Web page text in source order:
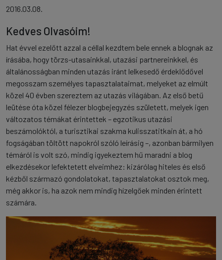
2016.03.08.
Kedves Olvasóim!
Hat évvel ezelőtt azzal a céllal kezdtem bele ennek a blognak az
írásába, hogy törzs-utasainkkal, utazási partnereinkkel, és
általánosságban minden utazás iránt lelkesedő érdeklődővel
megosszam személyes tapasztalataimat, melyeket az elmúlt
közel 40 évben szereztem az utazás világában. Az első betű
leütése óta közel félezer blogbejegyzés született, melyek igen
változatos témákat érintettek – egzotikus utazási
beszámolóktól, a turisztikai szakma kulisszatitkain át, a hó
fogságában töltött napokról szóló leírásig –, azonban bármilyen
témáról is volt szó, mindig igyekeztem hű maradni a blog
elkezdésekor lefektetett elveimhez: kizárólag hiteles és első
kézből származó gondolatokat, tapasztalatokat osztok meg,
még akkor is, ha azok nem mindig hízelgőek minden érintett
számára.